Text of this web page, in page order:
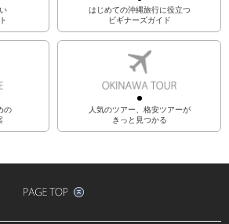
はじめての沖縄旅行に役立つ
ビギナーズガイド
の
人気のツアー、格安ツアーが
きっと見つかる